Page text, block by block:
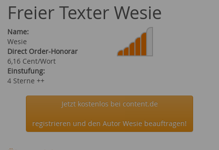
Freier Texter Wesie
Name:
Wesie
Direct Order-Honorar
6,16 Cent/Wort
Einstufung:
4 Sterne ++
Jetzt kostenlos bei content.de
registrieren und den Autor Wesie beauftragen!